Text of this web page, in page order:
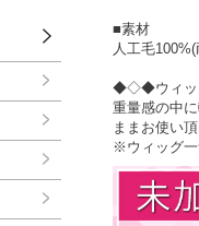
■素材
人工毛
◆◇◆ウィ
重量感の中
ままお使い
※ウィッグ一